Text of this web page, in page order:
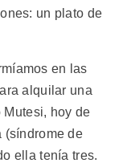
un plato de
en las
alquilar una
hoy de
(síndrome de
ella tenía tres.